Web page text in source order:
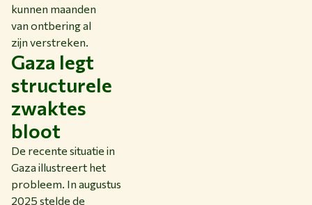
kunnen maanden
van ontbering al
zijn verstreken.
Gaza legt
structurele
zwaktes
bloot
De recente situatie in
Gaza illustreert het
probleem. In augustus
2025 stelde de